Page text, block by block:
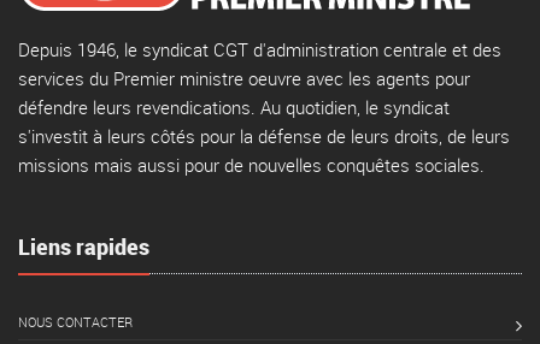
Depuis 1946, le syndicat CGT d'administration centrale et des
services du Premier ministre oeuvre avec les agents pour
défendre leurs revendications. Au quotidien, le syndicat
s'investit à leurs côtés pour la défense de leurs droits, de leurs
missions mais aussi pour de nouvelles conquêtes sociales.
Liens rapides
NOUS CONTACTER